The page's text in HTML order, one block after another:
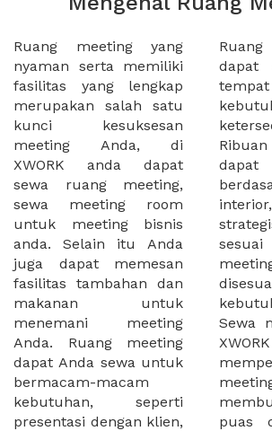
Ruang meeting yang
nyaman serta memiliki
fasilitas yang lengkap
merupakan salah satu
kunci kesuksesan
meeting Anda, di
XWORK anda dapat
sewa ruang meeting,
sewa meeting room
untuk meeting bisnis
anda. Selain itu Anda
juga dapat memesan
fasilitas tambahan dan
makanan untuk
menemani meeting
Anda. Ruang meeting
dapat Anda sewa untuk
bermacam-macam
kebutuhan, seperti
presentasi dengan klien,
Ruang meeting juga
dapat diatur susunan
tempat duduk sesuai
kebutuhan dan
ketersediaan ruangan.
Ribuan ruang meeting
dapat Anda pilih
berdasarkan corak
interior, lokasi yang
strategis, harga yang
sesuai dengan budget
meeting Anda, ataupun
disesuaikan dengan
kebutuhan klien Anda.
Sewa meeting room di
XWORK akan
mempermudah
meeting Anda dan
membuat klien Anda
puas dengan meeting